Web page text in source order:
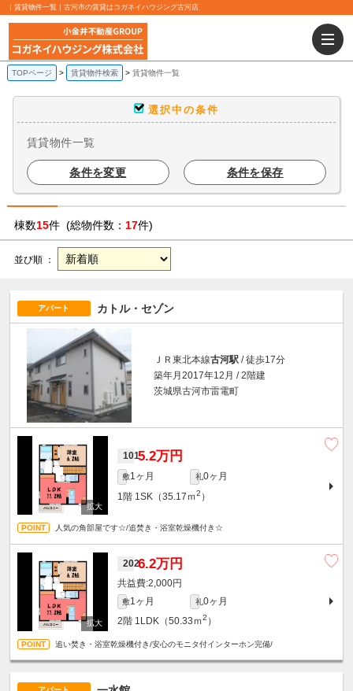
｜賃貸物件一覧｜古河市の賃貸はコガネイハウジング古河店
TOPページ 賃貸物件検索 賃貸物件一覧
選択中の条件
賃貸物件一覧
条件を変更 条件を保存
棟数15件 (総物件数： 17件)
並び順 ：
アパート カトル・セゾン
ＪＲ東北本線古河駅 / 徒歩17分
築年月2017年12月 / 2階建
茨城県古河市雷電町
1015.2万円
敷1ヶ月 礼0ヶ月
1階 1SK（35.17ｍ2 ）
人気の角部屋です☆/追焚き・浴室乾燥機付き☆
2026.2万円
2,000円
敷1ヶ月 礼0ヶ月
2階 1LDK（50.33ｍ2 ）
追い焚き・浴室乾燥機付き/安心のモニタ付インターホン完備/